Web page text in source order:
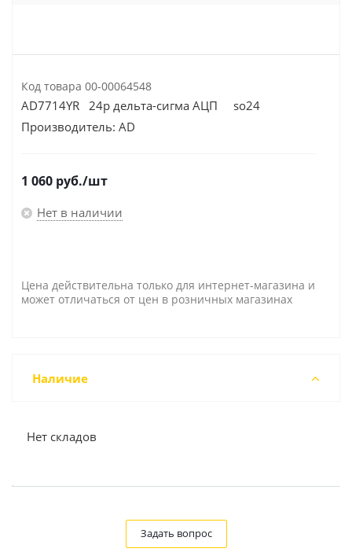
Код товара 00-00064548
AD7714YR 24р дельта-сигма АЦП so24
Производитель: AD
1 060 руб./шт
Нет в наличии
Цена действительна только для интернет-магазина и
может отличаться от цен в розничных магазинах
Наличие
Нет складов
Задать вопрос